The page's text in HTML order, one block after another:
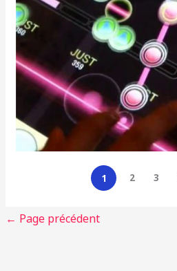
1 2 3
← Page précédent